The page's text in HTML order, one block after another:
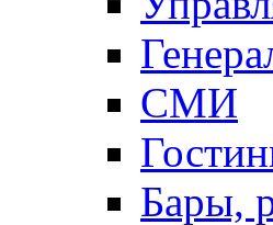
СМИ
Бары,